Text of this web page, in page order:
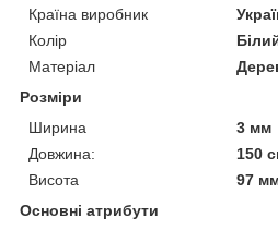
Країна виробник
Колір
Матеріал
Розміри
Ширина
3 мм
Довжина:
150
Висота
97
Основні атрибути